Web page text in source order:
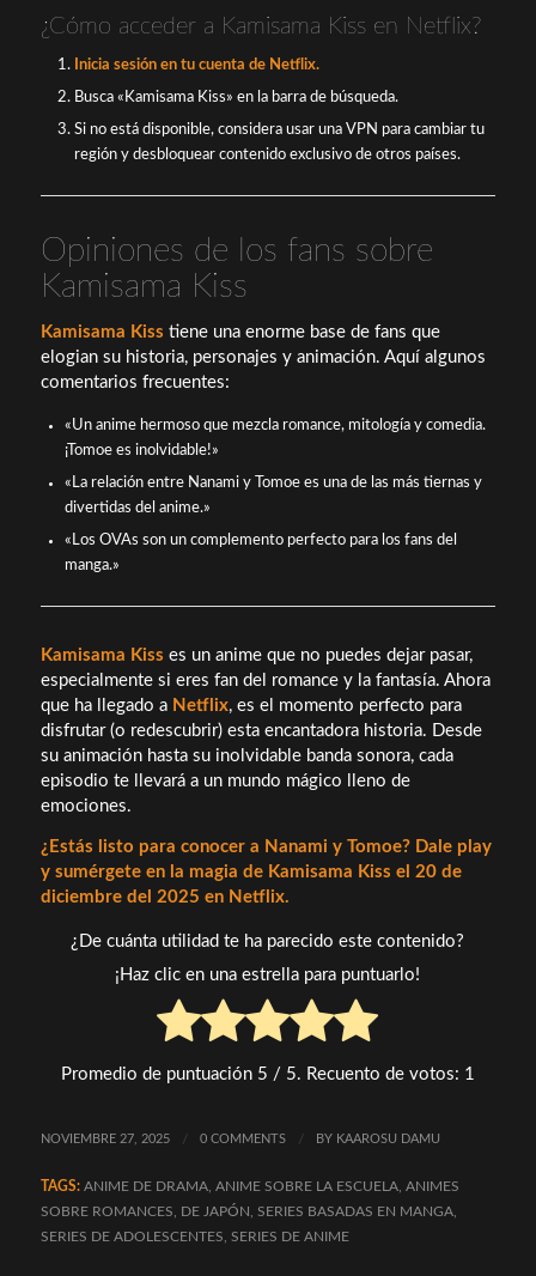
¿Cómo acceder a Kamisama Kiss en Netflix?
Inicia sesión en tu cuenta de Netflix.
Busca «Kamisama Kiss» en la barra de búsqueda.
Si no está disponible, considera usar una VPN para cambiar tu
región y desbloquear contenido exclusivo de otros países.
Opiniones de los fans sobre
Kamisama Kiss
Kamisama Kiss tiene una enorme base de fans que
elogian su historia, personajes y animación. Aquí algunos
comentarios frecuentes:
«Un anime hermoso que mezcla romance, mitología y comedia.
¡Tomoe es inolvidable!»
«La relación entre Nanami y Tomoe es una de las más tiernas y
divertidas del anime.»
«Los OVAs son un complemento perfecto para los fans del
manga.»
Kamisama Kiss es un anime que no puedes dejar pasar,
especialmente si eres fan del romance y la fantasía. Ahora
que ha llegado a Netflix, es el momento perfecto para
disfrutar (o redescubrir) esta encantadora historia. Desde
su animación hasta su inolvidable banda sonora, cada
episodio te llevará a un mundo mágico lleno de
emociones.
¿Estás listo para conocer a Nanami y Tomoe? Dale play
y sumérgete en la magia de Kamisama Kiss el 20 de
diciembre del 2025 en Netflix.
¿De cuánta utilidad te ha parecido este contenido?
¡Haz clic en una estrella para puntuarlo!
Promedio de puntuación 5 / 5. Recuento de votos: 1
NOVIEMBRE 27, 2025 / 0 COMMENTS / BY KAAROSU DAMU
TAGS: ANIME DE DRAMA, ANIME SOBRE LA ESCUELA, ANIMES
SOBRE ROMANCES, DE JAPÓN , SERIES BASADAS EN MANGA,
SERIES DE ADOLESCENTES, SERIES DE ANIME